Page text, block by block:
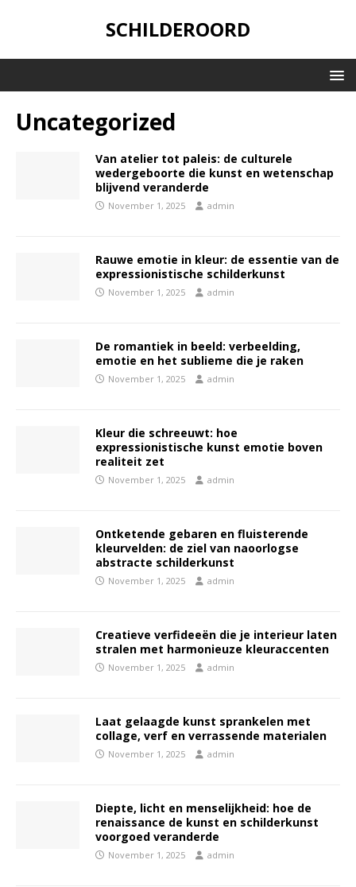
SCHILDEROORD
Uncategorized
Van atelier tot paleis: de culturele
wedergeboorte die kunst en wetenschap
blijvend veranderde
November 1, 2025 admin
Rauwe emotie in kleur: de essentie van de
expressionistische schilderkunst
November 1, 2025 admin
De romantiek in beeld: verbeelding,
emotie en het sublieme die je raken
November 1, 2025 admin
Kleur die schreeuwt: hoe
expressionistische kunst emotie boven
realiteit zet
November 1, 2025 admin
Ontketende gebaren en fluisterende
kleurvelden: de ziel van naoorlogse
abstracte schilderkunst
November 1, 2025 admin
Creatieve verfideeën die je interieur laten
stralen met harmonieuze kleuraccenten
November 1, 2025 admin
Laat gelaagde kunst sprankelen met
collage, verf en verrassende materialen
November 1, 2025 admin
Diepte, licht en menselijkheid: hoe de
renaissance de kunst en schilderkunst
voorgoed veranderde
November 1, 2025 admin